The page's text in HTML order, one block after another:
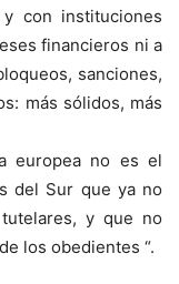
con instituciones
financieros ni a
sanciones,
más sólidos, más
europea no es el
del Sur que ya no
y que no
los obedientes “.